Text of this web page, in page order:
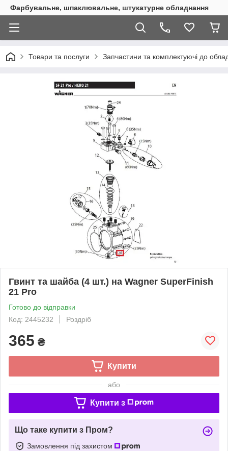
Фарбувальне, шпаклювальне, штукатурне обладнання
Товари та послуги Запчастини та комплектуючі до
Гвинт та шайба (4 шт.) на Wagner SuperFinish
21 Pro
Готово до відправки
Код: 2445232
Роздріб
365 ₴
Купити
або
Купити з
Що таке купити з Пром?
Замовлення під захистом